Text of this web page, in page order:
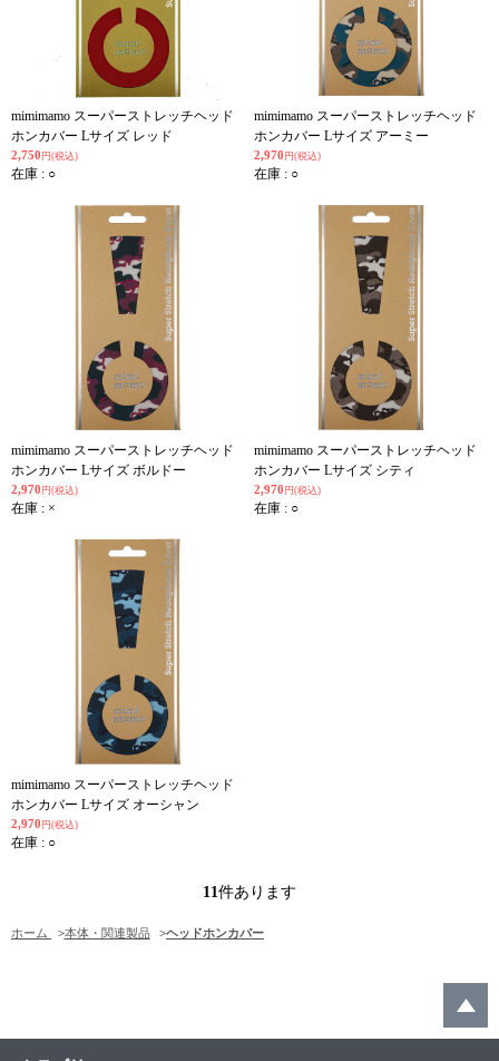
mimimamo スーパーストレッチヘッド
ホンカバー Lサイズ レッド
2,750 円(税込)
在庫 : ○
mimimamo スーパーストレッチヘッド
ホンカバー Lサイズ アーミー
2,970 円(税込)
在庫 : ○
mimimamo スーパーストレッチヘッド
ホンカバー Lサイズ ボルドー
2,970 円(税込)
在庫 : ×
mimimamo スーパーストレッチヘッド
ホンカバー Lサイズ シティ
2,970 円(税込)
在庫 : ○
mimimamo スーパーストレッチヘッド
ホンカバー Lサイズ オーシャン
2,970 円(税込)
在庫 : ○
11件あります
ホーム >本体・関連製品 >ヘッドホンカバー